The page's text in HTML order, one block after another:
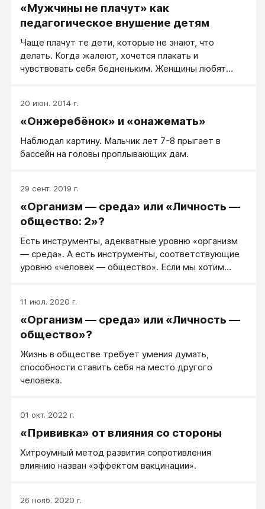
«Мужчины не плачут» как
педагогическое внушение детям
Чаще плачут те дети, которые не знают, что
делать. Когда жалеют, хочется плакать и
чувствовать себя бедненьким. Женщины любят
— девочка, а не мальчик.
20 июн. 2014 г.
«Онжеребёнок» и «онажемать»
Наблюдал картину. Мальчик лет 7-8 прыгает в
бассейн на головы проплывающих дам.
29 сент. 2019 г.
«Организм — среда» или «Личность —
общество: 2»?
Есть инструменты, адекватные уровню «организм
— среда». А есть инструменты, соответствующие
уровню «человек — общество». Если мы хотим
11 июл. 2020 г.
«Организм — среда» или «Личность —
общество»?
Жизнь в обществе требует умения думать,
способности ставить себя на место другого
человека.
01 окт. 2022 г.
«Прививка» от влияния со стороны
Хитроумный метод развития сопротивления
влиянию назван «эффектом вакцинации».
26 нояб. 2020 г.